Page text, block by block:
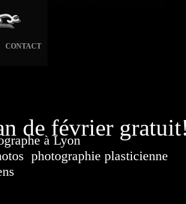
CONTACT
de février
à LyonFrance. Banque
photographie plasticienne